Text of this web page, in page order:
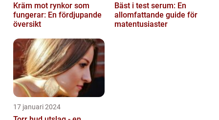
Kräm mot rynkor som
fungerar: En fördjupande
översikt
Bäst i test serum: En
allomfattande guide för
matentusiaster
17 januari 2024